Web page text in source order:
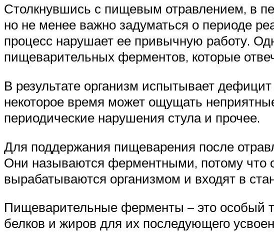
Столкнувшись с пищевым отравлением, в
но не менее важно задуматься о периоде
процесс нарушает ее привычную работу.
пищеварительных ферментов, которые
В результате организм испытывает
некоторое время может ощущать
периодические нарушения стула и прочее.
Для поддержания пищеварения после
Они называются ферментными, потому что
вырабатываются организмом и входят в
Пищеварительные ферменты – это особый
белков и жиров для их последующего